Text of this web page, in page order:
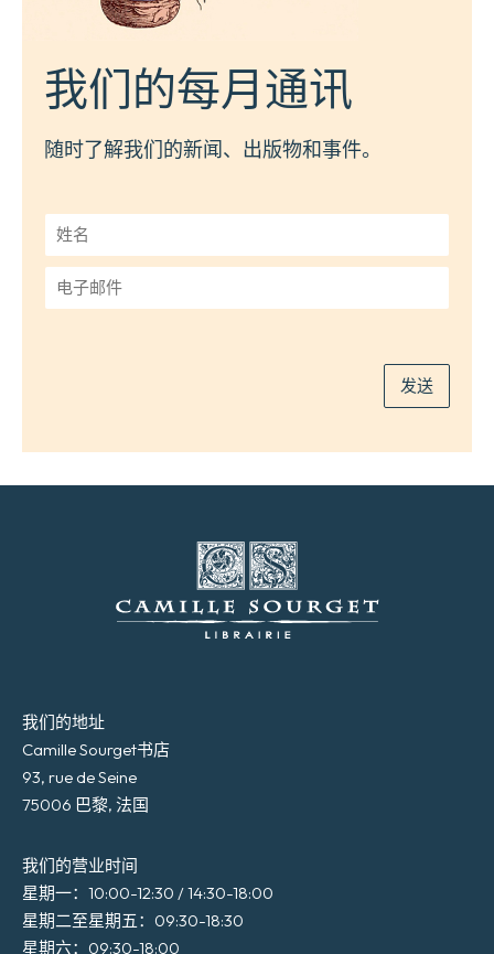
我们的每月通讯
随时了解我们的新闻、出版物和事件。
姓
名
*
子
发送
我们的地址
Camille Sourget书店
93, rue de Seine
75006 巴黎, 法国
我们的营业时间
星期一：10:00-12:30 / 14:30-18:00
星期二至星期五：09:30-18:30
星期六：09:30-18:00